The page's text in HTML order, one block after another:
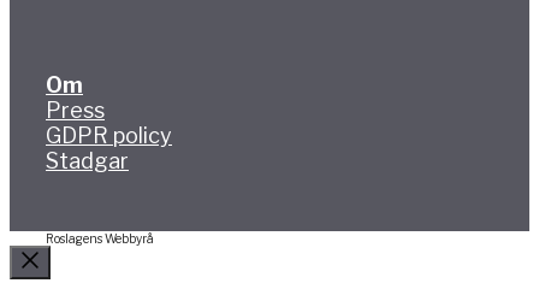
Om
Press
GDPR policy
Stadgar
Roslagens Webbyrå